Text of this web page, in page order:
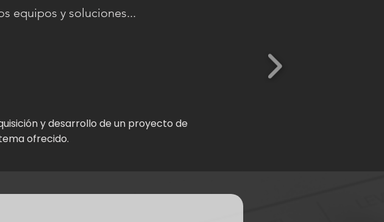
equipos y soluciones...
y desarrollo de un proyecto de
ofrecido.